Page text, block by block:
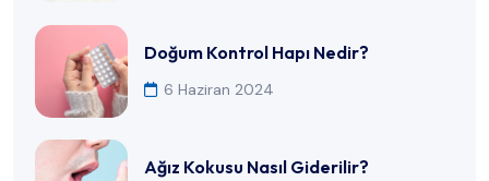
Doğum Kontrol Hapı Nedir?
6 Haziran 2024
Ağız Kokusu Nasıl Giderilir?